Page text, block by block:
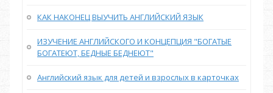
КАК НАКОНЕЦ ВЫУЧИТЬ АНГЛИЙСКИЙ ЯЗЫК
ИЗУЧЕНИЕ АНГЛИЙСКОГО И КОНЦЕПЦИЯ "БОГАТЫЕ
БОГАТЕЮТ, БЕДНЫЕ БЕДНЕЮТ"
Английский язык для детей и взрослых в карточках